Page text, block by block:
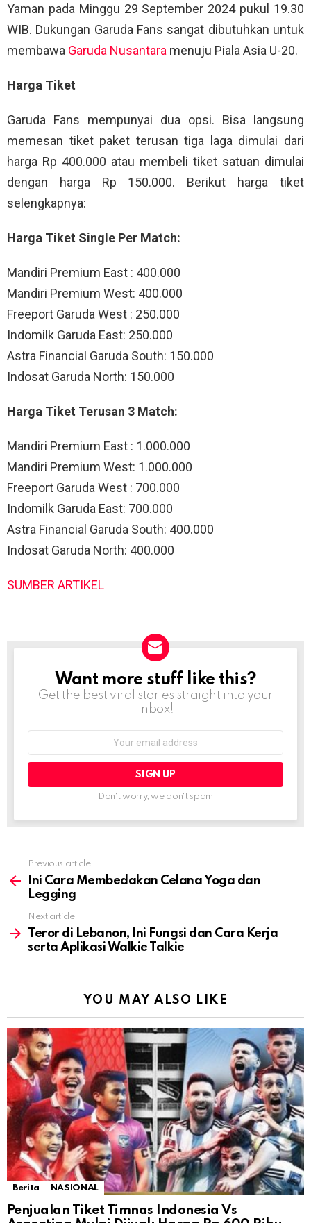
Yaman pada Minggu 29 September 2024 pukul 19.30
WIB. Dukungan Garuda Fans sangat dibutuhkan untuk
membawa Garuda Nusantara menuju Piala Asia U-20.
Harga Tiket
Garuda Fans mempunyai dua opsi. Bisa langsung
memesan tiket paket terusan tiga laga dimulai dari
harga Rp 400.000 atau membeli tiket satuan dimulai
dengan harga Rp 150.000. Berikut harga tiket
selengkapnya:
Harga Tiket Single Per Match:
Mandiri Premium East : 400.000
Mandiri Premium West: 400.000
Freeport Garuda West : 250.000
Indomilk Garuda East: 250.000
Astra Financial Garuda South: 150.000
Indosat Garuda North: 150.000
Harga Tiket Terusan 3 Match:
Mandiri Premium East : 1.000.000
Mandiri Premium West: 1.000.000
Freeport Garuda West : 700.000
Indomilk Garuda East: 700.000
Astra Financial Garuda South: 400.000
Indosat Garuda North: 400.000
SUMBER ARTIKEL
NEWSLETTER
Want more stuff like this?
Get the best viral stories straight into your
inbox!
Don't worry, we don't spam
more
Previous article
Ini Cara Membedakan Celana Yoga dan
Legging
Next article
Teror di Lebanon, Ini Fungsi dan Cara Kerja
serta Aplikasi Walkie Talkie
YOU MAY ALSO LIKE
Berita NASIONAL
Penjualan Tiket Timnas Indonesia Vs